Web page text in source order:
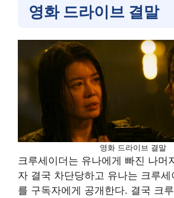
영화 드라이브 결말
영화 드라이브 결말
크루세이더는 유나에게 빠진 나머
자 결국 차단당하고 유나는 크루세
를 구독자에게 공개한다. 결국 크